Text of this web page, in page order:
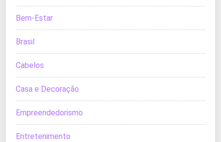
Bem-Estar
Brasil
Cabelos
Casa e Decoração
Empreendedorismo
Entretenimento